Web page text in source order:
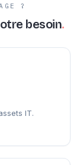
?
besoin.
IT.